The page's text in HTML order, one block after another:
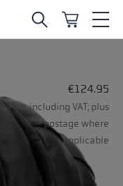
€124.95
Pair, including VAT; plus
postage where
applicable